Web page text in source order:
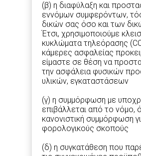
(β) η διαφύλαξη και
εννόμων συμφερόντων,
δικών σας όσο και των
Έτσι, χρησιμοποιούμε
κυκλώματα τηλεόρασης
κάμερες ασφαλείας
είμαστε σε θέση να
την ασφάλεια φυσικών
υλικών, εγκαταστάσεων
(γ) η συμμόρφωση με
επιβάλλεται από το νόμο,
κανονιστική συμμόρφωση
φορολογικούς σκοπούς
(δ) η συγκατάθεση που